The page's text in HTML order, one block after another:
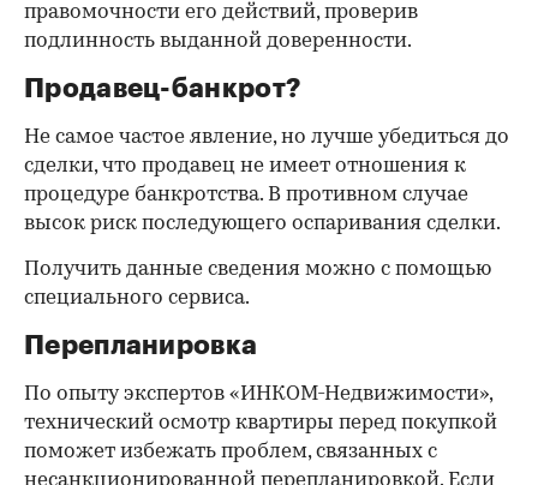
правомочности его действий, проверив
подлинность выданной доверенности.
Продавец-банкрот?
Не самое частое явление, но лучше убедиться до
сделки, что продавец не имеет отношения к
процедуре банкротства. В противном случае
высок риск последующего оспаривания сделки.
Получить данные сведения можно с помощью
специального сервиса.
Перепланировка
По опыту экспертов «ИНКОМ-Недвижимости»,
технический осмотр квартиры перед покупкой
поможет избежать проблем, связанных с
несанкционированной перепланировкой. Если